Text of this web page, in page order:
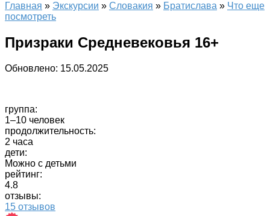
Главная » Экскурсии » Словакия » Братислава » Что еще
посмотреть
Призраки Средневековья 16+
Обновлено: 15.05.2025
группа:
1–10 человек
продолжительность:
2 часа
дети:
Можно с детьми
рейтинг:
4.8
отзывы:
15 отзывов